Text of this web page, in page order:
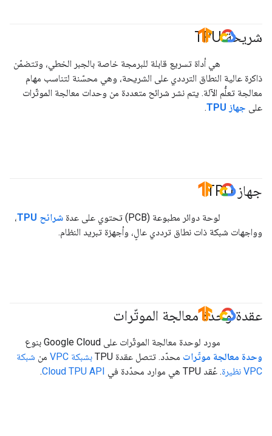
شريحة TPU
هي أداة تسريع قابلة للبرمجة خاصة بالجبر الخطي، وتتضمّن
ذاكرة عالية النطاق الترددي على الشريحة، وهي محسّنة لتناسب مهام
معالجة تعلُّم الآلة. يتم نشر شرائح متعددة من وحدات معالجة الموتّرات
على جهاز TPU .
جهاز TPU
لوحة دوائر مطبوعة (PCB) تحتوي على عدة شرائح TPU
،
وواجهات شبكة ذات نطاق ترددي عالٍ، وأجهزة تبريد النظام.
عقدة وحدة معالجة الموتّرات
#GoogleCloud
مورد لوحدة معالجة الموتّرات على Google Cloud بنوع
وحدة معالجة موتّرات محدّد. تتصل عقدة TPU بشبكة VPC من شبكة
VPC نظيرة
. عُقد TPU هي موارد محدّدة في Cloud TPU API
.